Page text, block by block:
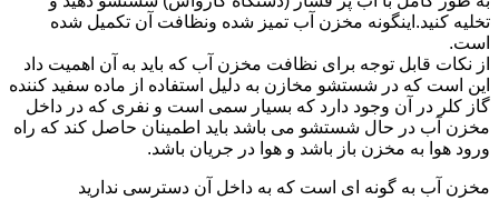
تخلیه کنید.اینگونه مخزن آب تمیز شده ونظافت آن تکمیل شده
است.
از نکات قابل توجه برای نظافت مخزن آب که باید به آن اهمیت داد
این است که در شستشو مخازن به دلیل استفاده از ماده سفید کننده
گاز کلر در آن وجود دارد که بسیار سمی است و نفری که در داخل
مخزن آب در حال شستشو می باشد باید اطمینان حاصل کند که راه
ورود هوا به مخزن باز باشد و هوا در جریان باشد.
مخزن آب به گونه ای است که به داخل آن دسترسی ندارید